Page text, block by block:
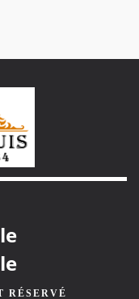
RÉSERVÉ